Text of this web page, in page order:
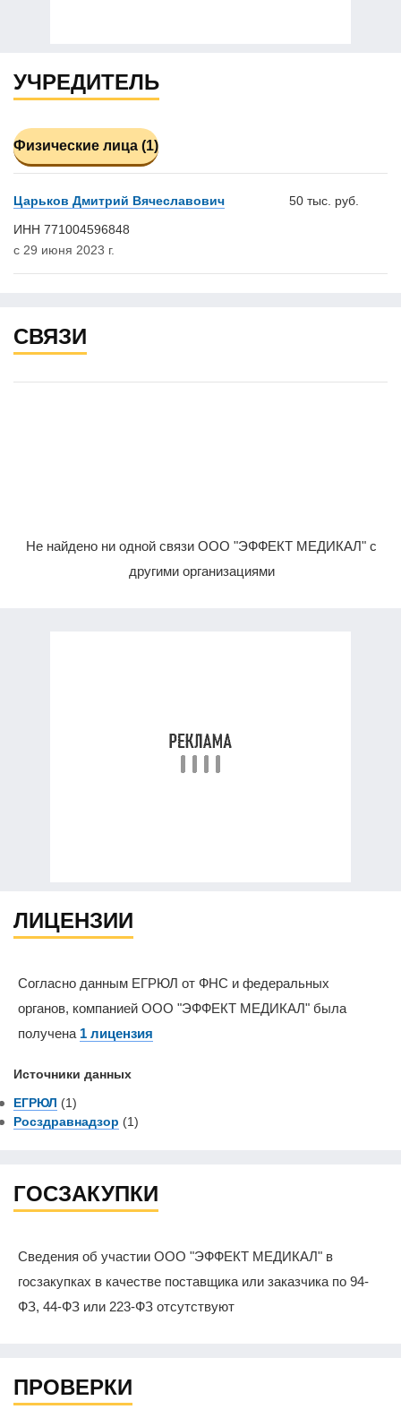
УЧРЕДИТЕЛЬ
Физические лица (1)
Царьков Дмитрий Вячеславович
ИНН 771004596848
с 29 июня 2023 г.
50 тыс. руб.
СВЯЗИ
Не найдено ни одной связи ООО "ЭФФЕКТ МЕДИКАЛ" с
другими организациями
ЛИЦЕНЗИИ
Согласно данным ЕГРЮЛ от ФНС и федеральных
органов, компанией ООО "ЭФФЕКТ МЕДИКАЛ" была
получена 1 лицензия
Источники данных
ЕГРЮЛ (1)
Росздравнадзор (1)
ГОСЗАКУПКИ
Сведения об участии ООО "ЭФФЕКТ МЕДИКАЛ" в
госзакупках в качестве поставщика или заказчика по 94-
ФЗ, 44-ФЗ или 223-ФЗ отсутствуют
ПРОВЕРКИ